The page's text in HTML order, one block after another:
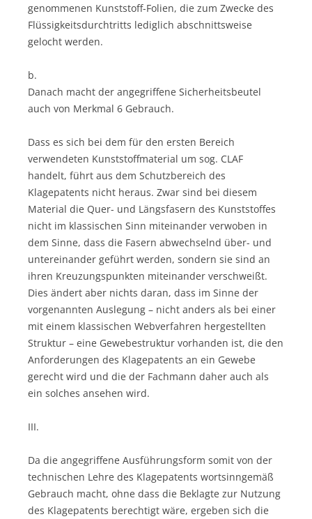
genommenen Kunststoff-Folien, die zum Zwecke des
Flüssigkeitsdurchtritts lediglich abschnittsweise
gelocht werden.
b.
Danach macht der angegriffene Sicherheitsbeutel
auch von Merkmal 6 Gebrauch.
Dass es sich bei dem für den ersten Bereich
verwendeten Kunststoffmaterial um sog. CLAF
handelt, führt aus dem Schutzbereich des
Klagepatents nicht heraus. Zwar sind bei diesem
Material die Quer- und Längsfasern des Kunststoffes
nicht im klassischen Sinn miteinander verwoben in
dem Sinne, dass die Fasern abwechselnd über- und
untereinander geführt werden, sondern sie sind an
ihren Kreuzungspunkten miteinander verschweißt.
Dies ändert aber nichts daran, dass im Sinne der
vorgenannten Auslegung – nicht anders als bei einer
mit einem klassischen Webverfahren hergestellten
Struktur – eine Gewebestruktur vorhanden ist, die den
Anforderungen des Klagepatents an ein Gewebe
gerecht wird und die der Fachmann daher auch als
ein solches ansehen wird.
III.
Da die angegriffene Ausführungsform somit von der
technischen Lehre des Klagepatents wortsinngemäß
Gebrauch macht, ohne dass die Beklagte zur Nutzung
des Klagepatents berechtigt wäre, ergeben sich die